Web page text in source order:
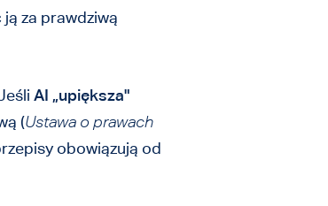
za prawdziwą
AI „upiększa"
(Ustawa o prawach
obowiązują od